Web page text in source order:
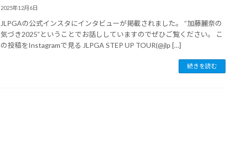
2025年12月6日
JLPGAの公式インスタにインタビューが掲載されました。 “加藤麗奈の
気づき2025”ということでお話ししていますのでぜひご覧ください。 こ
の投稿をInstagramで見る JLPGA STEP UP TOUR(@jlp […]
続きを読む